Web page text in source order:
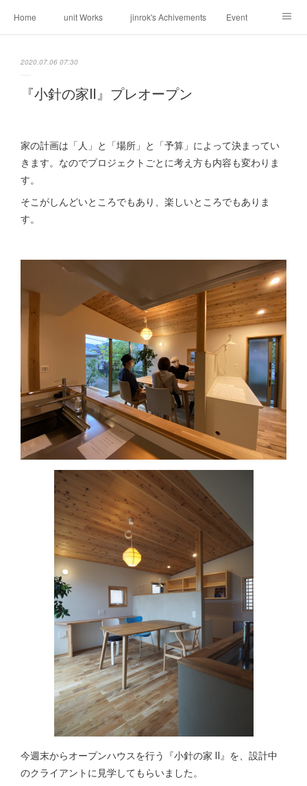
Home unit Works jinrok's Achivements Event
2020.07.06 07:30
『小針の家Ⅱ』プレオープン
家の計画は「人」と「場所」と「予算」によって決まってい
きます。なのでプロジェクトごとに考え方も内容も変わりま
す。
そこがしんどいところでもあり、楽しいところでもありま
す。
今週末からオープンハウスを行う『小針の家 Ⅱ』を、設計中
のクライアントに見学してもらいました。